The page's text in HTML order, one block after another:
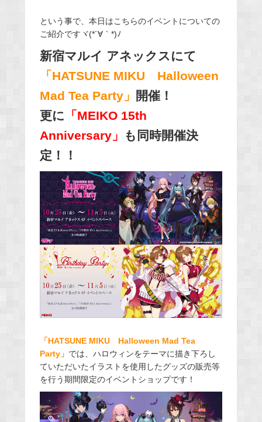
という事で、本日はこちらのイベントについての
ご紹介ですヾ(*´∀｀*)ﾉ
新宿マルイ アネックスにて
「HATSUNE MIKU Halloween
Mad Tea Party」 開催！
更に 「MEIKO 15th
Anniversary」
も同時開催決
定！！
「HATSUNE MIKU Halloween Mad Tea
Party」 では、ハロウィンをテーマに描き下ろし
ていただいたイラストを使用したグッズの販売等
を行う期間限定のイベントショップです！